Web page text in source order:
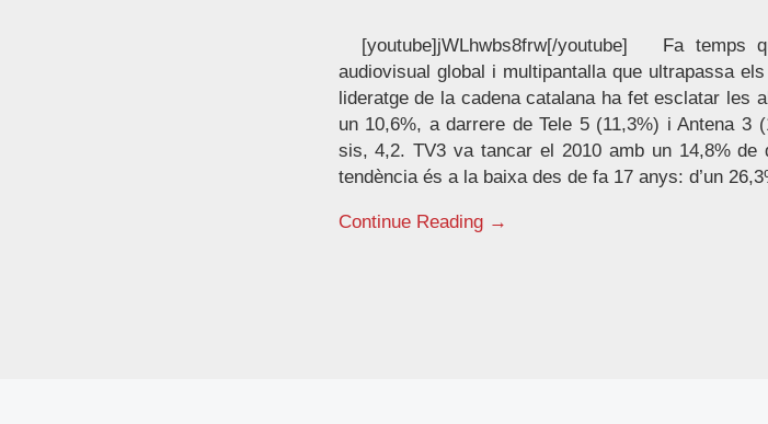
[youtube]jWLhwbs8frw[/youtube] Fa temps
audiovisual global i multipantalla que ultrapassa
lideratge de la cadena catalana ha fet esclatar les
un 10,6%, a darrere de Tele 5 (11,3%) i Antena 3
sis, 4,2. TV3 va tancar el 2010 amb un 14,8%
tendència és a la baixa des de fa 17 anys: d’un
Continue Reading →